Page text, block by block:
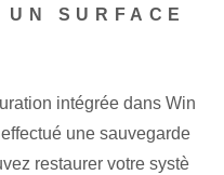
SURFACE
intégrée dans Win
une sauvegarde
restaurer votre systè